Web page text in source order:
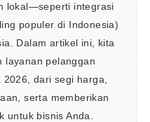
lokal—seperti integrasi
populer di Indonesia)
Dalam artikel ini, kita
layanan pelanggan
dari segi harga,
serta memberikan
untuk bisnis Anda.